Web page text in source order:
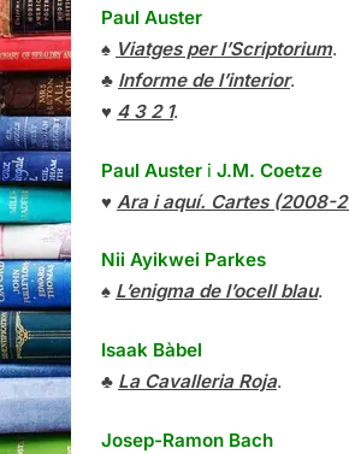
Paul Auster
♠ Viatges per l’Scriptorium.
♣ Informe de l’interior.
♥ 4 3 2 1.
Paul Auster i J.M. Coetze
♥ Ara i aquí. Cartes (2008-
Nii Ayikwei Parkes
♠ L’enigma de l’ocell blau.
Isaak Bàbel
♣ La Cavalleria Roja.
Josep-Ramon Bach